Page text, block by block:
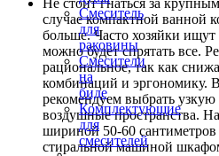
Смеситель
для
раковины
Смесители
на
биде
Комплектующие
для
смесителей
Не стоит гнаться за
случае компактной ванной
больше. Часто хозяйки
можно будет спрятать все.
рациональное, так как
комбинаций и эргономику.
рекомендуем выбрать узкую
воздушные пространства.
шириной 50-60 сантиметров
стиральной машиной